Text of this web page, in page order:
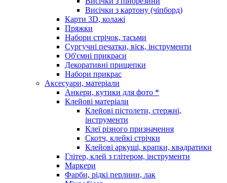
Висічки з картону (чіпборд)
Карти 3D, колажі
Пряжки
Набори стрічок, тасьми
Сургучні печатки, віск, інструменти
Об'ємні прикраси
Декоративні прищепки
Набори прикрас
Аксесуари, матеріали
Анкери, кутики для фото *
Клейові матеріали
Клейові пістолети, стержні,
інструменти
Клеї різного призначення
Скотч, клейкі стрічки
Клейові аркуші, крапки, квадратики
Глітер, клей з глітером, інструменти
Маркери
Фарби, рідкі перлини, лак